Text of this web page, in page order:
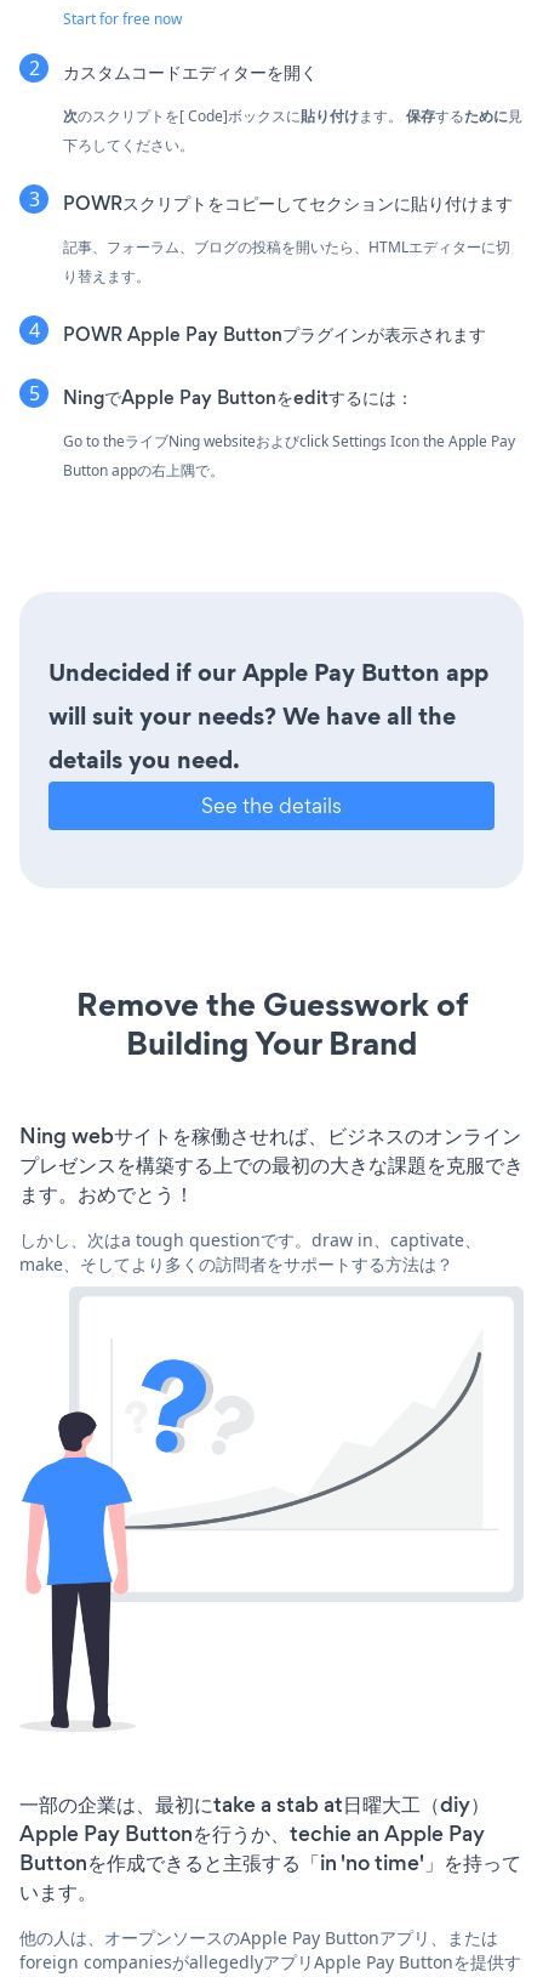
Start for free now
カスタムコードエディターを開く
次のスクリプトを[ Code]ボックスに貼り付けます。 保存するために見
下ろしてください。
POWRスクリプトをコピーしてセクションに貼り付けます
記事、フォーラム、ブログの投稿を開いたら、HTMLエディターに切
り替えます。
POWR Apple Pay Buttonプラグインが表示されます
NingでApple Pay Buttonをeditするには：
Go to theライブNing websiteおよびclick Settings Iconthe Apple Pay
Button appの右上隅で。
Undecided if our Apple Pay Button app
will suit your needs? We have all the
details you need.
See the details
Remove the Guesswork of
Building Your Brand
Ning webサイトを稼働させれば、ビジネスのオンライン
プレゼンスを構築する上での最初の大きな課題を克服でき
ます。おめでとう！
しかし、次はa tough questionです。draw in、captivate、
make、そしてより多くの訪問者をサポートする方法は？
一部の企業は、最初にtake a stab at日曜大工（diy）
Apple Pay Buttonを行うか、techie an Apple Pay
Buttonを作成できると主張する「in 'no time'」を持って
います。
他の人は、オープンソースのApple Pay Buttonアプリ、または
foreign companiesがallegedlyアプリApple Pay Buttonを提供す